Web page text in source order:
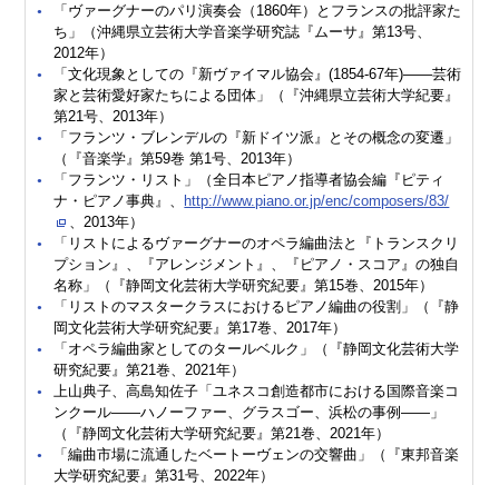
「ヴァーグナーのパリ演奏会（1860年）とフランスの批評家た
ち」（沖縄県立芸術大学音楽学研究誌『ムーサ』第13号、
2012年）
「文化現象としての『新ヴァイマル協会』(1854-67年)――芸術
家と芸術愛好家たちによる団体」（『沖縄県立芸術大学紀要』
第21号、2013年）
「フランツ・ブレンデルの『新ドイツ派』とその概念の変遷」
（『音楽学』第59巻 第1号、2013年）
「フランツ・リスト」（全日本ピアノ指導者協会編『ピティ
ナ・ピアノ事典』、
http://www.piano.or.jp/enc/composers/83/
、2013年）
「リストによるヴァーグナーのオペラ編曲法と『トランスクリ
プション』、『アレンジメント』、『ピアノ・スコア』の独自
名称」（『静岡文化芸術大学研究紀要』第15巻、2015年）
「リストのマスタークラスにおけるピアノ編曲の役割」（『静
岡文化芸術大学研究紀要』第17巻、2017年）
「オペラ編曲家としてのタールベルク」（『静岡文化芸術大学
研究紀要』第21巻、2021年）
上山典子、高島知佐子「ユネスコ創造都市における国際音楽コ
ンクール――ハノーファー、グラスゴー、浜松の事例――」
（『静岡文化芸術大学研究紀要』第21巻、2021年）
「編曲市場に流通したベートーヴェンの交響曲」（『東邦音楽
大学研究紀要』第31号、2022年）